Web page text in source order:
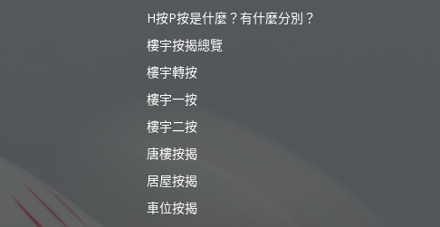
H按P按是什麼？有什麼分別？
樓宇按揭總覽
樓宇轉按
樓宇一按
樓宇二按
唐樓按揭
居屋按揭
車位按揭